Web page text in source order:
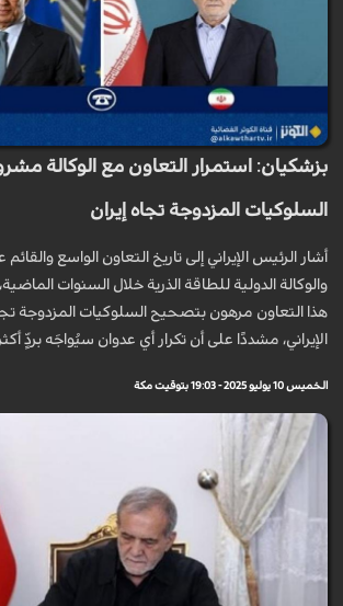
بزشكيان: استمرار التعاون مع الوكالة
السلوكيات المزدوجة تجاه إيران
أشار الرئيس الإيراني إلى تاريخ التعاون الواسع
والوكالة الدولية للطاقة الذرية خلال السنوات
هذا التعاون مرهون بتصحيح السلوكيات المزدوجة
الإيراني، مشددًا على أن تكرار أي عدوان سيُواجَه بردٍّ
الخميس 10 يوليو 2025 - 19:03 بتوقيت مكة